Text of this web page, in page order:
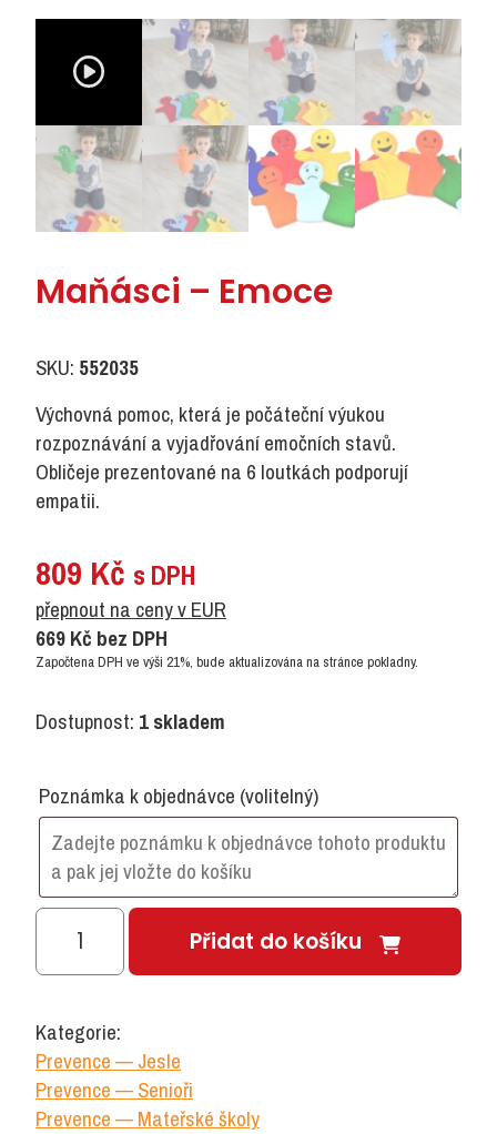
Maňásci – Emoce
SKU: 552035
Výchovná pomoc, která je počáteční výukou
rozpoznávání a vyjadřování emočních stavů.
Obličeje prezentované na 6 loutkách podporují
empatii.
809 Kč s DPH
přepnout na ceny v EUR
669Kč bez DPH
Započtena DPH ve výši 21%, bude aktualizována na stránce pokladny.
Dostupnost: 1 skladem
Poznámka k objednávce (volitelný)
Maňásci
množství
Přidat do košíku
Kategorie:
Prevence — Jesle
Prevence — Senioři
Prevence — Mateřské školy